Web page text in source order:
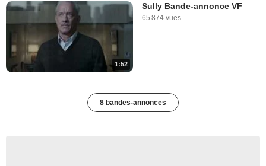
1:52
Sully Bande-annonce VF
65 874 vues
8 bandes-annonces